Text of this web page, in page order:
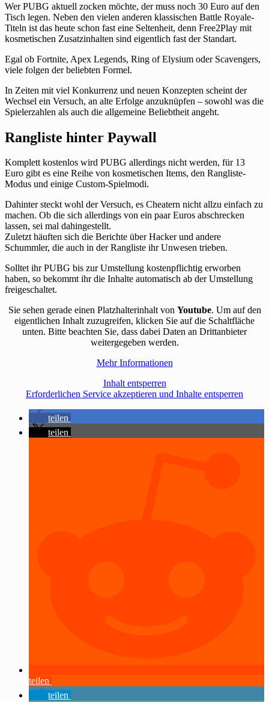
Wer PUBG aktuell zocken möchte, der muss noch 30 Euro auf den
Tisch legen. Neben den vielen anderen klassischen Battle Royale-
Titeln ist das heute schon fast eine Seltenheit, denn Free2Play mit
kosmetischen Zusatzinhalten sind eigentlich fast der Standart.
Egal ob Fortnite, Apex Legends, Ring of Elysium oder Scavengers,
viele folgen der beliebten Formel.
In Zeiten mit viel Konkurrenz und neuen Konzepten scheint der
Wechsel ein Versuch, an alte Erfolge anzuknüpfen – sowohl was die
Spielerzahlen als auch die allgemeine Beliebtheit angeht.
Rangliste hinter Paywall
Komplett kostenlos wird PUBG allerdings nicht werden, für 13
Euro gibt es eine Reihe von kosmetischen Items, den Rangliste-
Modus und einige Custom-Spielmodi.
Dahinter steckt wohl der Versuch, es Cheatern nicht allzu einfach zu
machen. Ob die sich allerdings von ein paar Euros abschrecken
lassen, sei mal dahingestellt.
Zuletzt häuften sich die Berichte über Hacker und andere
Schummler, die auch in der Rangliste ihr Unwesen trieben.
Solltet ihr PUBG bis zur Umstellung kostenpflichtig erworben
haben, so bekommt ihr die Inhalte automatisch ab der Umstellung
freigeschaltet.
Sie sehen gerade einen Platzhalterinhalt von Youtube. Um auf den
eigentlichen Inhalt zuzugreifen, klicken Sie auf die Schaltfläche
unten. Bitte beachten Sie, dass dabei Daten an Drittanbieter
weitergegeben werden.
Mehr Informationen
Inhalt entsperren
Erforderlichen Service akzeptieren und Inhalte entsperren
teilen
teilen
teilen
teilen